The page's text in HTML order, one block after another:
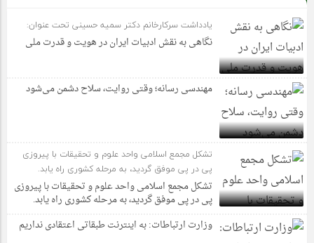
یادداشت سرکارخانم دکتر سمیه حسینی تحت عنوان:
نگاهی به نقش ادبیات ایران در هویت و قدرت ملی
مهندسی رسانه؛ وقتی روایت، سلاح دشمن می‌شود
تشکل مجمع اسلامی واحد علوم و تحقیقات با پیروزی
پی در پی موفق گردید، به مرحله کشوری راه یابد.
تشکل مجمع اسلامی واحد علوم و تحقیقات با پیروزی
پی در پی موفق گردید، به مرحله کشوری راه یابد.
وزارت ارتباطات: به اینترنت طبقاتی اعتقادی نداریم